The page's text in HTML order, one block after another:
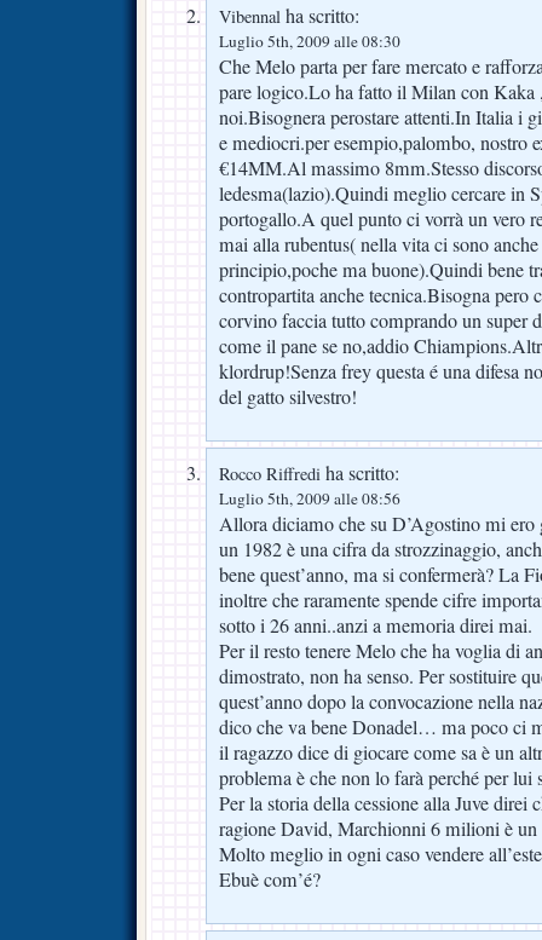
Vibennal ha scritto:
Luglio 5th, 2009 alle 08:30
Che Melo parta per fare mercato e
pare logico.Lo ha fatto il Milan con Kaka
noi.Bisognera perostare attenti.In Italia i
e mediocri.per esempio,palombo, nostro
€14MM.Al massimo 8mm.Stesso
ledesma(lazio).Quindi meglio cercare in
portogallo.A quel punto ci vorrà un vero
mai alla rubentus( nella vita ci sono
principio,poche ma buone).Quindi bene
contropartita anche tecnica.Bisogna pero
corvino faccia tutto comprando un super
come il pane se no,addio
klordrup!Senza frey questa é una difesa
del gatto silvestro!
Rocco Riffredi ha scritto:
Luglio 5th, 2009 alle 08:56
Allora diciamo che su D’Agostino mi
un 1982 è una cifra da strozzinaggio,
bene quest’anno, ma si confermerà? La
inoltre che raramente spende cifre
sotto i 26 anni..anzi a memoria direi mai.
Per il resto tenere Melo che ha voglia di
dimostrato, non ha senso. Per sostituire
quest’anno dopo la convocazione nella
dico che va bene Donadel… ma poco ci
il ragazzo dice di giocare come sa è un
problema è che non lo farà perché per lui
Per la storia della cessione alla Juve direi
ragione David, Marchionni 6 milioni è un
Molto meglio in ogni caso vendere
Ebuè com’é?